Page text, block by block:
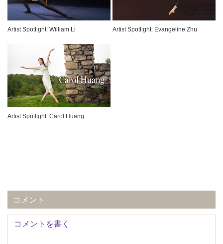
Artist Spotlight: William Li Artist Spotlight: Evangeline Zhu
Artist Spotlight: Carol Huang
コメント